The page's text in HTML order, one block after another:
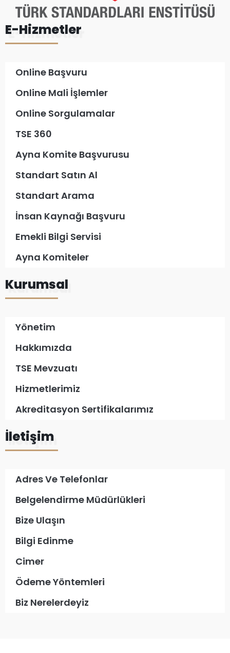
E-Hizmetler
Online Başvuru
Online Mali İşlemler
Online Sorgulamalar
TSE 360
Ayna Komite Başvurusu
Standart Satın Al
Standart Arama
İnsan Kaynağı Başvuru
Emekli Bilgi Servisi
Ayna Komiteler
Kurumsal
Yönetim
Hakkımızda
TSE Mevzuatı
Hizmetlerimiz
Akreditasyon Sertifikalarımız
İletişim
Adres Ve Telefonlar
Belgelendirme Müdürlükleri
Bize Ulaşın
Bilgi Edinme
Cimer
Ödeme Yöntemleri
Biz Nerelerdeyiz